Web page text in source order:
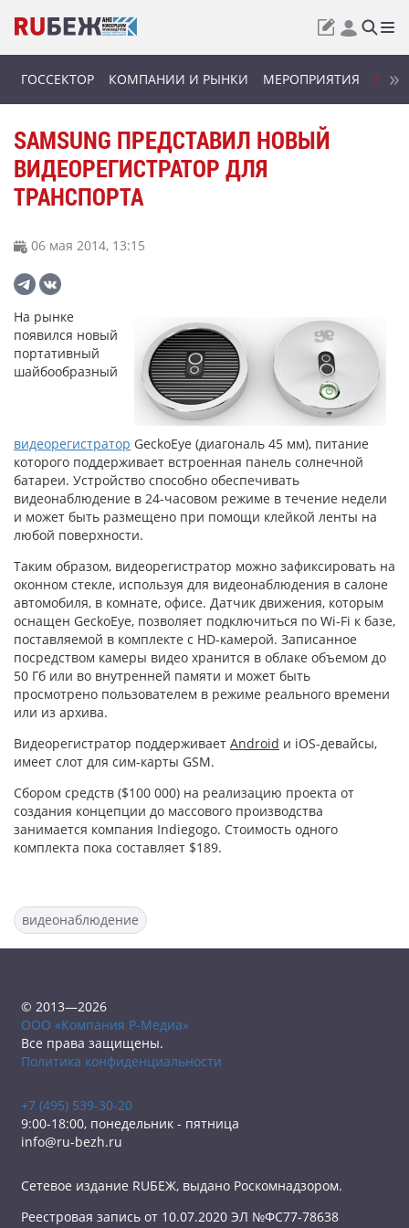
ГОССЕКТОР КОМПАНИИ И РЫНКИ МЕРОПРИЯТИЯ
SAMSUNG ПРЕДСТАВИЛ НОВЫЙ
ВИДЕОРЕГИСТРАТОР ДЛЯ
ТРАНСПОРТА
06 мая 2014, 13:15
На рынке
появился новый
портативный
шайбообразный
видеорегистратор GeckoEye (диагональ 45 мм), питание
которого поддерживает встроенная панель солнечной
батареи. Устройство способно обеспечивать
видеонаблюдение в 24-часовом режиме в течение недели
и может быть размещено при помощи клейкой ленты на
любой поверхности.
Таким образом, видеорегистратор можно зафиксировать на
оконном стекле, используя для видеонаблюдения в салоне
автомобиля, в комнате, офисе. Датчик движения, которым
оснащен GeckoEye, позволяет подключиться по Wi-Fi к базе,
поставляемой в комплекте с HD-камерой. Записанное
посредством камеры видео хранится в облаке объемом до
50 Гб или во внутренней памяти и может быть
просмотрено пользователем в режиме реального времени
или из архива.
Видеорегистратор поддерживает Android и iOS-девайсы,
имеет слот для сим-карты GSM.
Сбором средств ($100 000) на реализацию проекта от
создания концепции до массового производства
занимается компания Indiegogo. Стоимость одного
комплекта пока составляет $189.
видеонаблюдение
© 2013—2026
ООО «Компания Р-Медиа»
Все права защищены.
Политика конфиденциальности
+7 (495) 539-30-20
9:00-18:00, понедельник - пятница
info@ru-bezh.ru
Сетевое издание RUБЕЖ, выдано Роскомнадзором.
Реестровая запись от 10.07.2020 ЭЛ №ФС77-78638